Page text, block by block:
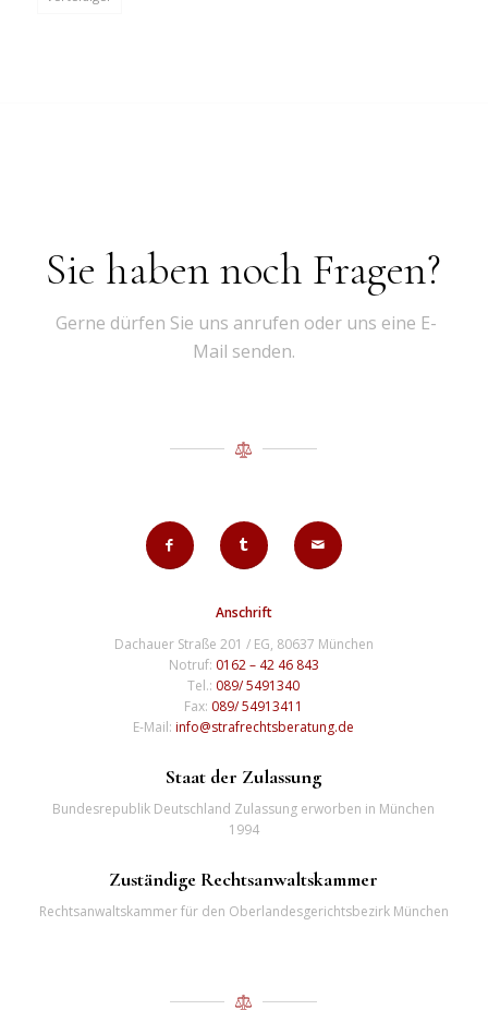
Sie haben noch Fragen?
Gerne dürfen Sie uns anrufen oder uns eine E-
Mail senden.
Anschrift
Dachauer Straße 201 / EG, 80637 München
Notruf: 0162 – 42 46 843
Tel.: 089/ 5491340
Fax: 089/ 54913411
E-Mail:info@strafrechtsberatung.de
Staat der Zulassung
Bundesrepublik Deutschland Zulassung erworben in München
1994
Zuständige Rechtsanwaltskammer
Rechtsanwaltskammer für den Oberlandesgerichtsbezirk München